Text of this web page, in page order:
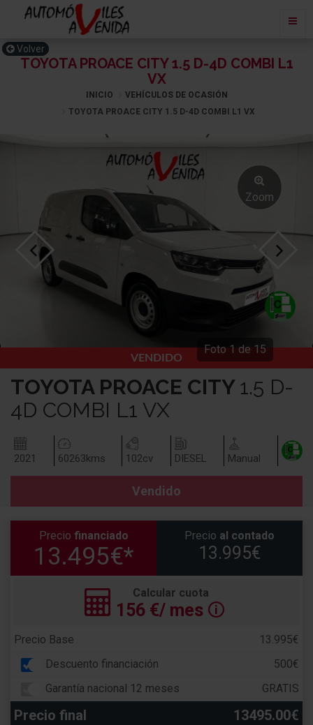
TOYOTA PROACE CITY 1.5 D-4D COMBI L1
VX
Volver
INICIO
VEHÍCULOS DE OCASIÓN
TOYOTA PROACE CITY 1.5 D-4D COMBI L1 VX
Zoom
VENDIDO
Foto1de 15
TOYOTA PROACE CITY 1.5 D-
4D COMBI L1 VX
2021 60263kms 102cv DIESEL Manual
Vendido
Precio financiado
13.495€*
Precio al contado
13.995€
Calcular cuota
156 €/ mes 🛈
Precio Base
13.995€
Descuento financiación
500€
Garantía nacional 12 meses
GRATIS
Precio final 13495.00€